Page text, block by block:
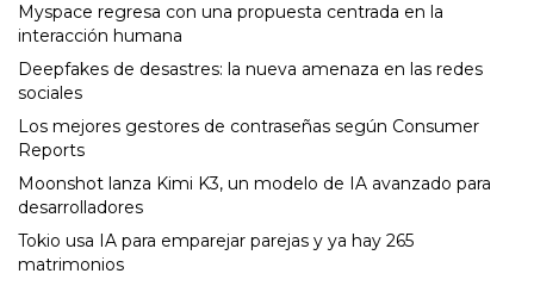
Myspace regresa con una propuesta centrada en la
interacción humana
Deepfakes de desastres: la nueva amenaza en las redes
sociales
Los mejores gestores de contraseñas según Consumer
Reports
Moonshot lanza Kimi K3, un modelo de IA avanzado para
desarrolladores
Tokio usa IA para emparejar parejas y ya hay 265
matrimonios